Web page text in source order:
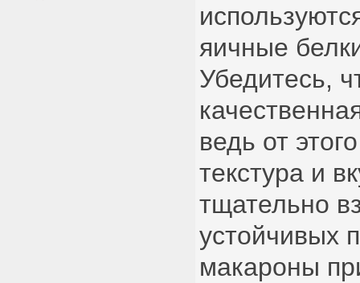
яичные
Убедитесь,
ведь от
текстура и
тщательно
устойчивых
макароны